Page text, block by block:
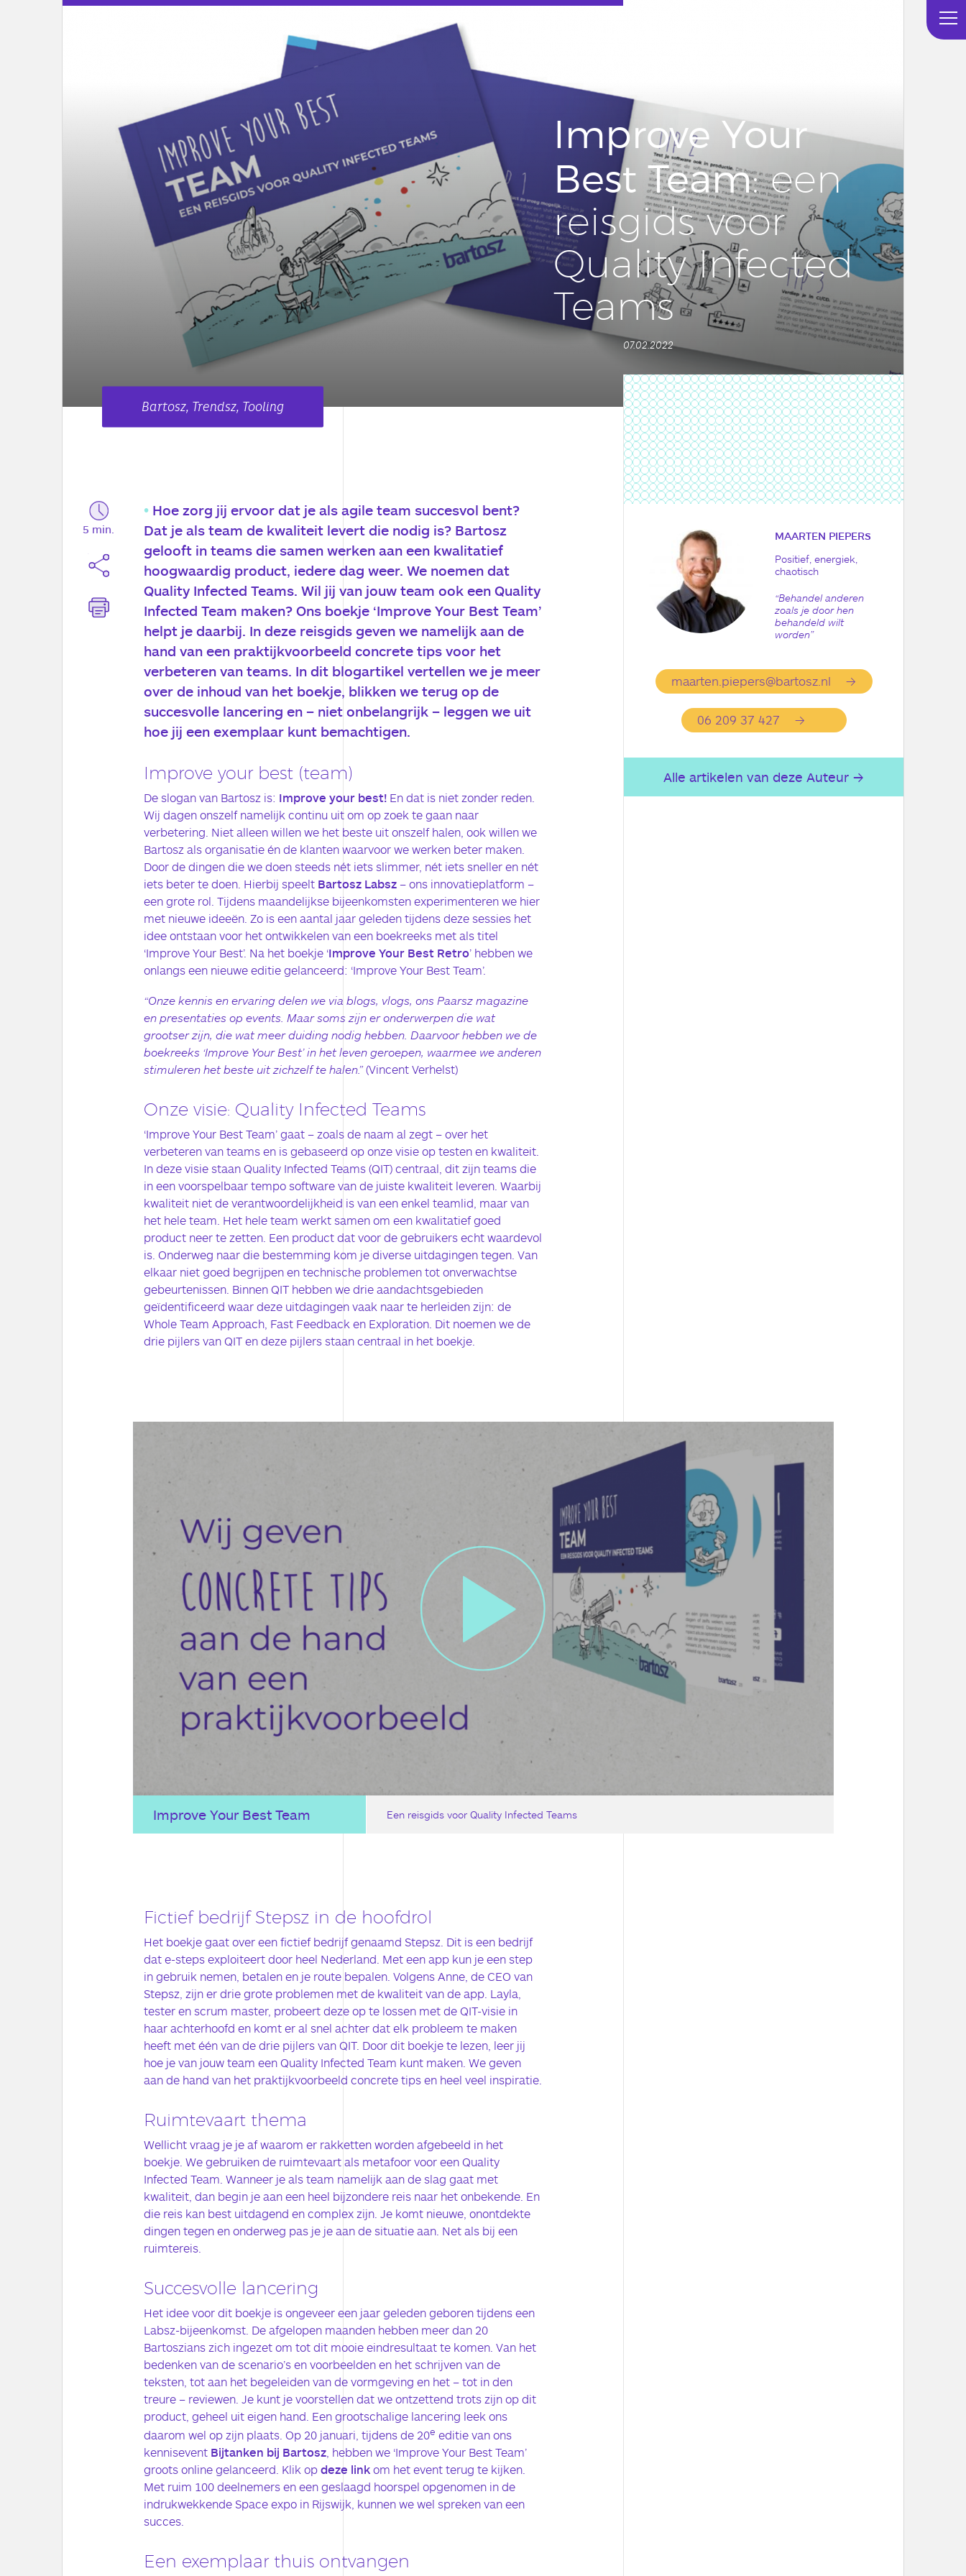
Improve Your
Best Team: een
reis­gids voor
Quality In­fec­ted
Teams
07.02.2022
Bartosz, Trendsz, Tooling
5 min.
Hoe zorg jij ervoor dat je als agile team succesvol bent?
Dat je als team de kwaliteit levert die nodig is? Bartosz
gelooft in teams die samen werken aan een kwalitatief
hoogwaardig product, iedere dag weer. We noemen dat
Quality Infected Teams. Wil jij van jouw team ook een Quality
Infected Team maken? Ons boekje ‘Improve Your Best Team’
helpt je daarbij. In deze reisgids geven we namelijk aan de
hand van een praktijkvoorbeeld concrete tips voor het
verbeteren van teams. In dit blogartikel vertellen we je meer
over de inhoud van het boekje, blikken we terug op de
succesvolle lancering en – niet onbelangrijk – leggen we uit
hoe jij een exemplaar kunt bemachtigen.
Improve your best (team)
De slogan van Bartosz is: Improve your best!En dat is niet zonder reden.
Wij dagen onszelf namelijk continu uit om op zoek te gaan naar
verbetering. Niet alleen willen we het beste uit onszelf halen, ook willen we
Bartosz als organisatie én de klanten waarvoor we werken beter maken.
Door de dingen die we doen steeds nét iets slimmer, nét iets sneller en nét
iets beter te doen. Hierbij speelt Bartosz Labsz– ons innovatieplatform –
een grote rol. Tijdens maandelijkse bijeenkomsten experimenteren we hier
met nieuwe ideeën. Zo is een aantal jaar geleden tijdens deze sessies het
idee ontstaan voor het ontwikkelen van een boekreeks met als titel
‘Improve Your Best’. Na het boekje ‘Improve Your Best Retro’ hebben we
onlangs een nieuwe editie gelanceerd: ‘Improve Your Best Team’.
“Onze kennis en ervaring delen we via blogs, vlogs, ons Paarsz magazine
en presentaties op events. Maar soms zijn er onderwerpen die wat
grootser zijn, die wat meer duiding nodig hebben. Daarvoor hebben we de
boekreeks ‘Improve Your Best’ in het leven geroepen, waarmee we anderen
stimuleren het beste uit zichzelf te halen.”(Vincent Verhelst)
Onze visie: Quality Infected Teams
‘Improve Your Best Team’ gaat – zoals de naam al zegt – over het
verbeteren van teams en is gebaseerd op onze visie op testen en kwaliteit.
In deze visie staan Quality Infected Teams (QIT) centraal, dit zijn teams die
in een voorspelbaar tempo software van de juiste kwaliteit leveren. Waarbij
kwaliteit niet de verantwoordelijkheid is van een enkel teamlid, maar van
het hele team. Het hele team werkt samen om een kwalitatief goed
product neer te zetten. Een product dat voor de gebruikers echt waardevol
is. Onderweg naar die bestemming kom je diverse uitdagingen tegen. Van
elkaar niet goed begrijpen en technische problemen tot onverwachtse
gebeurtenissen. Binnen QIT hebben we drie aandachtsgebieden
geïdentificeerd waar deze uitdagingen vaak naar te herleiden zijn: de
Whole Team Approach, Fast Feedback en Exploration. Dit noemen we de
drie pijlers van QIT en deze pijlers staan centraal in het boekje.
MAARTEN PIEPERS
Positief, energiek,
chaotisch
“Behandel anderen
zoals je door hen
behandeld wilt
worden”
maarten.piepers@bartosz.nl
06 209 37 427
Alle artikelen van deze Auteur
Improve Your Best Team Een reisgids voor Quality Infected Teams
Fictief bedrijf Stepsz in de hoofdrol
Het boekje gaat over een fictief bedrijf genaamd Stepsz. Dit is een bedrijf
dat e-steps exploiteert door heel Nederland. Met een app kun je een step
in gebruik nemen, betalen en je route bepalen. Volgens Anne, de CEO van
Stepsz, zijn er drie grote problemen met de kwaliteit van de app. Layla,
tester en scrum master, probeert deze op te lossen met de QIT-visie in
haar achterhoofd en komt er al snel achter dat elk probleem te maken
heeft met één van de drie pijlers van QIT. Door dit boekje te lezen, leer jij
hoe je van jouw team een Quality Infected Team kunt maken. We geven
aan de hand van het praktijkvoorbeeld concrete tips en heel veel inspiratie.
Ruimtevaart thema
Wellicht vraag je je af waarom er rakketten worden afgebeeld in het
boekje. We gebruiken de ruimtevaart als metafoor voor een Quality
Infected Team. Wanneer je als team namelijk aan de slag gaat met
kwaliteit, dan begin je aan een heel bijzondere reis naar het onbekende. En
die reis kan best uitdagend en complex zijn. Je komt nieuwe, onontdekte
dingen tegen en onderweg pas je je aan de situatie aan. Net als bij een
ruimtereis.
Succesvolle lancering
Het idee voor dit boekje is ongeveer een jaar geleden geboren tijdens een
Labsz-bijeenkomst. De afgelopen maanden hebben meer dan 20
Bartoszians zich ingezet om tot dit mooie eindresultaat te komen. Van het
bedenken van de scenario’s en voorbeelden en het schrijven van de
teksten, tot aan het begeleiden van de vormgeving en het – tot in den
treure – reviewen. Je kunt je voorstellen dat we ontzettend trots zijn op dit
product, geheel uit eigen hand. Een grootschalige lancering leek ons
daarom wel op zijn plaats. Op 20 januari, tijdens de 20e editie van ons
kennisevent Bijtanken bij Bartosz, hebben we ‘Improve Your Best Team’
groots online gelanceerd. Klik op deze linkom het event terug te kijken.
Met ruim 100 deelnemers en een geslaagd hoorspel opgenomen in de
indrukwekkende Space expo in Rijswijk, kunnen we wel spreken van een
succes.
Een exemplaar thuis ontvangen